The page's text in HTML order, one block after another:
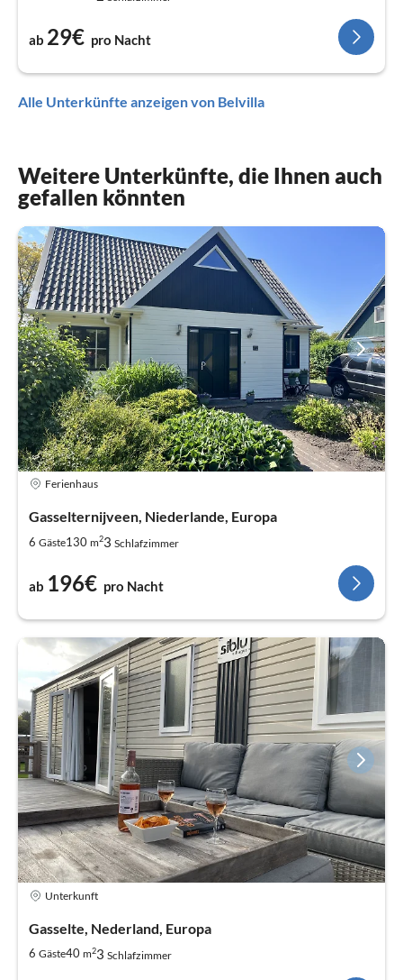
ab 29€ pro Nacht
Alle Unterkünfte anzeigen von Belvilla
Weitere Unterkünfte, die Ihnen auch
gefallen könnten
Ferienhaus
Gasselternijveen, Niederlande, Europa
6 Gäste130 m23 Schlafzimmer
ab 196€ pro Nacht
Unterkunft
Gasselte, Nederland, Europa
6 Gäste40 m23 Schlafzimmer